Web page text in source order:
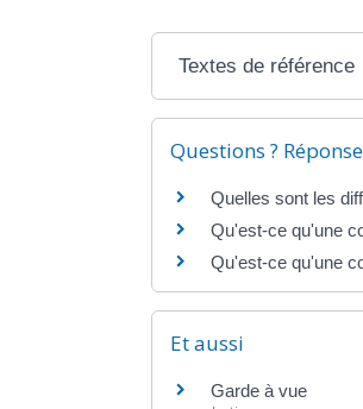
Textes de référence
Questions ?
Quelles sont les
Qu'est-ce qu'une
Qu'est-ce qu'une
Et aussi
Garde à vue